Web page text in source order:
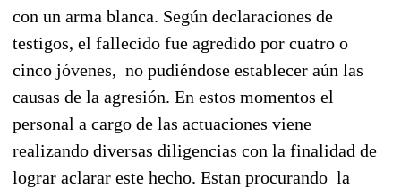
con un arma blanca. Según declaraciones de
testigos, el fallecido fue agredido por cuatro o
cinco jóvenes, no pudiéndose establecer aún las
causas de la agresión. En estos momentos el
personal a cargo de las actuaciones viene
realizando diversas diligencias con la finalidad de
lograr aclarar este hecho. Estan procurando la